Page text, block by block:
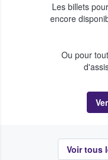
Les billets
encore
Ou pour
Voir tous